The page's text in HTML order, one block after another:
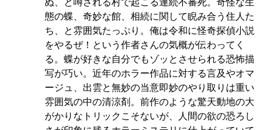
ぬ、と噂される村で起こる連続不審死。奇怪な生
態の蝶、奇妙な館、相続に関して睨み合う住人た
ち、と雰囲気たっぷり。俺は令和に怪奇探偵小説
をやるぜ！という作者さんの気概が伝わってく
る。蝶が好きな自分でもゾッとさせられる恐怖描
写が巧い。近年のホラー作品に対する言及やオマ
ージュ、出雲と無妙の当意即妙のやり取りは重い
雰囲気の中の清涼剤。前作のような驚天動地の大
がかりなトリックこそないが、人間の欲の恐ろし